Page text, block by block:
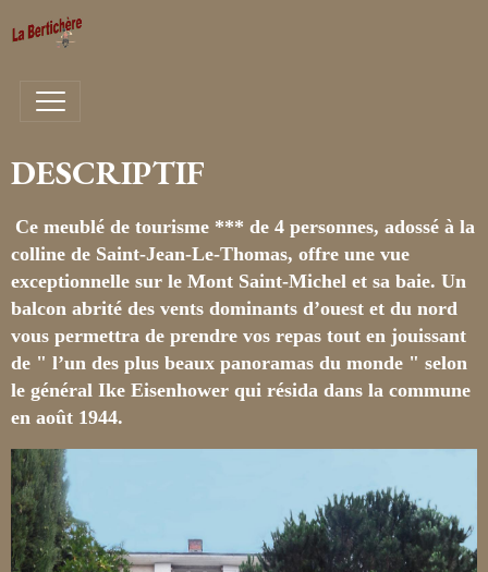
DESCRIPTIF
Ce meublé de tourisme *** de 4 personnes, adossé à la
colline de Saint-Jean-Le-Thomas, offre une vue
exceptionnelle sur le Mont Saint-Michel et sa baie. Un
balcon abrité des vents dominants d’ouest et du nord
vous permettra de prendre vos repas tout en jouissant
de " l’un des plus beaux panoramas du monde " selon
le général Ike Eisenhower qui résida dans la commune
en août 1944.